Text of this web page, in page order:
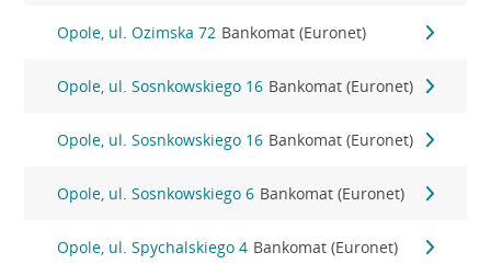
Opole, ul. Ozimska 72 Bankomat (Euronet)
Opole, ul. Sosnkowskiego 16 Bankomat (Euronet)
Opole, ul. Sosnkowskiego 16 Bankomat (Euronet)
Opole, ul. Sosnkowskiego 6 Bankomat (Euronet)
Opole, ul. Spychalskiego 4 Bankomat (Euronet)